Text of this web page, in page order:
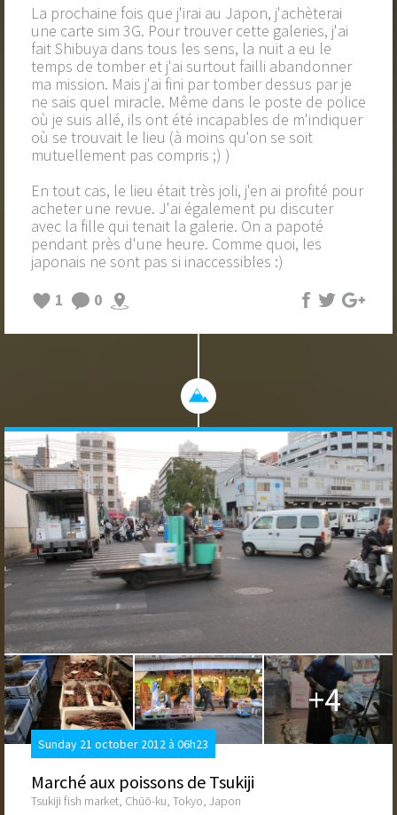
La prochaine fois que j'irai au Japon, j'achèterai
une carte sim 3G. Pour trouver cette galeries, j'ai
fait Shibuya dans tous les sens, la nuit a eu le
temps de tomber et j'ai surtout failli abandonner
ma mission. Mais j'ai fini par tomber dessus par je
ne sais quel miracle. Même dans le poste de police
où je suis allé, ils ont été incapables de m'indiquer
où se trouvait le lieu (à moins qu'on se soit
mutuellement pas compris ;) )
En tout cas, le lieu était très joli, j'en ai profité pour
acheter une revue. J'ai également pu discuter
avec la fille qui tenait la galerie. On a papoté
pendant près d'une heure. Comme quoi, les
japonais ne sont pas si inaccessibles :)
1
0
+4
Sunday 21 october 2012 à 06h23
Marché aux poissons de Tsukiji
Tsukiji fish market, Chūō-ku, Tokyo, Japon